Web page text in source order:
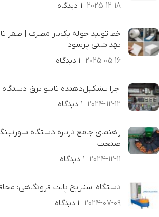
2025-12-18 ۱ دیدگاه
خط تولید حوله یک‌بار مصرف | صفر
بهداشتی پرسود
2025-05-16 ۱ دیدگاه
اجزا تشکیل‌دهنده تابلو برق
2024-12-12 ۱ دیدگاه
راهنمای جامع درباره دستگاه
صنعت
2024-12-11 ۱ دیدگاه
دستگاه استریچ پالت فرودگاهی:
2024-07-09 ۱ دیدگاه